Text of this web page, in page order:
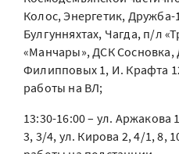
Колос, Энергетик,
Булгунняхтах, Чагда, п/л
«Манчары», ДСК Сосновка,
Филипповых 1, И. Крафта
работы на ВЛ;
13:30-16:00 – ул. Аржакова
3, 3/4, ул. Кирова 2, 4/1, 8,